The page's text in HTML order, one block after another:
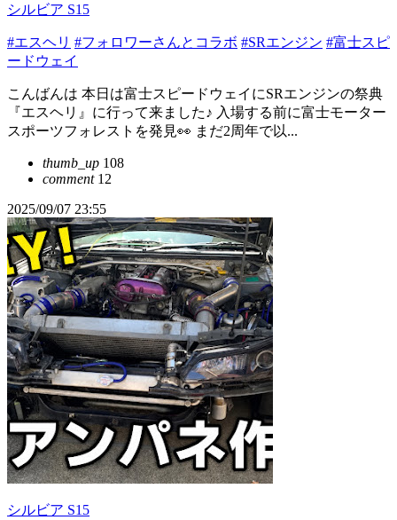
シルビア S15
#エスヘリ #フォロワーさんとコラボ #SRエンジン #富士スピ
ードウェイ
こんばんは 本日は富士スピードウェイにSRエンジンの祭典
『エスヘリ』に行って来ました♪ 入場する前に富士モーター
スポーツフォレストを発見👀 まだ2周年で以...
thumb_up 108
comment12
2025/09/07 23:55
シルビア S15